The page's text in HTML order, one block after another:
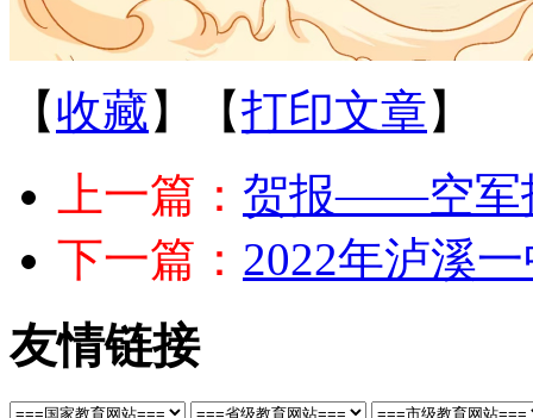
【收藏】【打印文章】
上一篇： 贺报——空军
下一篇： 2022年泸溪
友情链接